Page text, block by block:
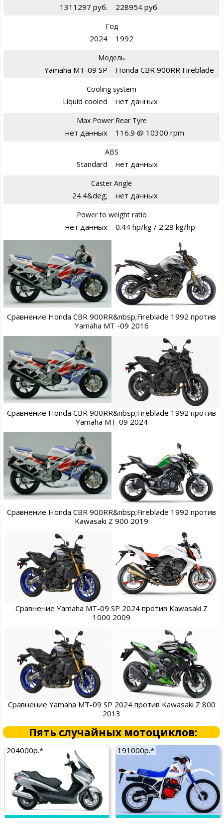
1311297 руб. 228954 руб.
Год
2024 1992
Модель
Yamaha MT-09 SP Honda CBR 900RR Fireblade
Cooling system
Liquid cooled нет данных
Max Power Rear Tyre
нет данных 116.9 @ 10300 rpm
ABS
Standard нет данных
Caster Angle
24.4&deg; нет данных
Power to weight ratio
нет данных 0.44 hp/kg / 2.28 kg/hp
Сравнение Honda CBR 900RR&nbsp;Fireblade 1992 против
Yamaha MT -09 2016
Сравнение Honda CBR 900RR&nbsp;Fireblade 1992 против
Yamaha MT-09 2024
Сравнение Honda CBR 900RR&nbsp;Fireblade 1992 против
Kawasaki Z 900 2019
Сравнение Yamaha MT-09 SP 2024 против Kawasaki Z
1000 2009
Сравнение Yamaha MT-09 SP 2024 против Kawasaki Z 800
2013
Пять случайных мотоциклов:
204000р.* 191000р.*